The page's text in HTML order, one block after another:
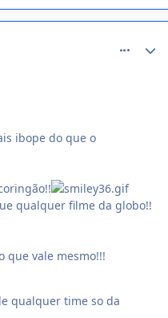
ibope do que o
qualquer filme da globo!!
que vale mesmo!!!
qualquer time so da